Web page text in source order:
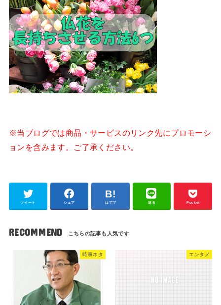
※当ブログでは商品・サービスのリンク先にプロモーシ
ョンを含みます。ご了承ください。
ツイート シェア はてブ 送る Pocket
RECOMMEND
時事ネタ エンタメ